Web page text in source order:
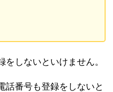
をしないといけません。
話番号も登録をしないと